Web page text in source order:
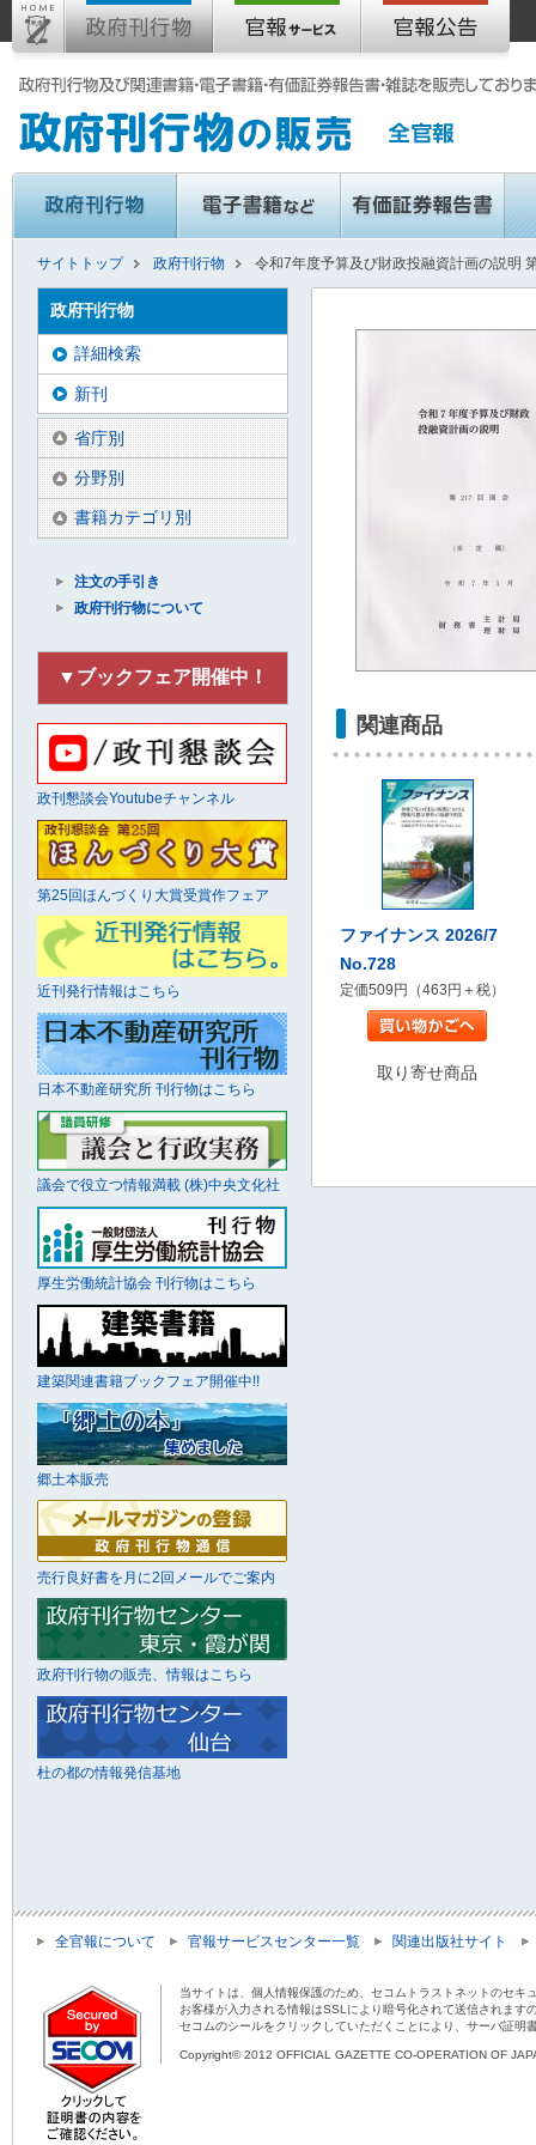
サイトトップ 政府刊行物 令和7年度予算及び財政投融資計画の説明
関連商品
ファイナンス 2026/7
No.728
定価509円（463円＋税）
取り寄せ商品
政府刊行物
詳細検索
新刊
省庁別
分野別
書籍カテゴリ別
注文の手引き
政府刊行物について
▼ブックフェア開催中！
政刊懇談会Youtubeチャンネル
第25回ほんづくり大賞受賞作フェア
近刊発行情報はこちら
日本不動産研究所 刊行物はこちら
議会で役立つ情報満載 (株)中央文化社
厚生労働統計協会 刊行物はこちら
建築関連書籍ブックフェア開催中!!
郷土本販売
売行良好書を月に2回メールでご案内
政府刊行物の販売、情報はこちら
杜の都の情報発信基地
全官報について 官報サービスセンター一覧 関連出版社サイト
当サイトは、個人情報保護のため、セコムトラストネットのセキ
お客様が入力される情報はSSLにより暗号化されて送信されま
セコムのシールをクリックしていただくことにより、サーバ証明
Copyright© 2012 OFFICIAL GAZETTE CO-OPERATION OF